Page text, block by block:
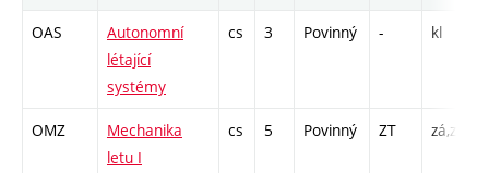
OAS
Autonomní
létající
systémy
cs 3 Povinný - kl
OMZ
Mechanika
letu I
cs 5 Povinný ZT zá,zk